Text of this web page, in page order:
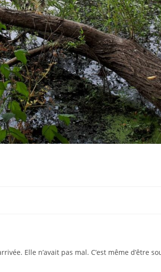
Elle n’avait pas mal. C’est même d’être